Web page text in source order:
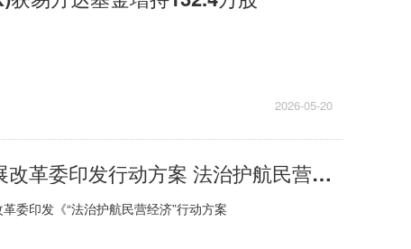
2026-05-20
当前信息：国家发展改革委印发行动方案 法治护航民营经济
委印发《“法治护航民营经济”行动方案